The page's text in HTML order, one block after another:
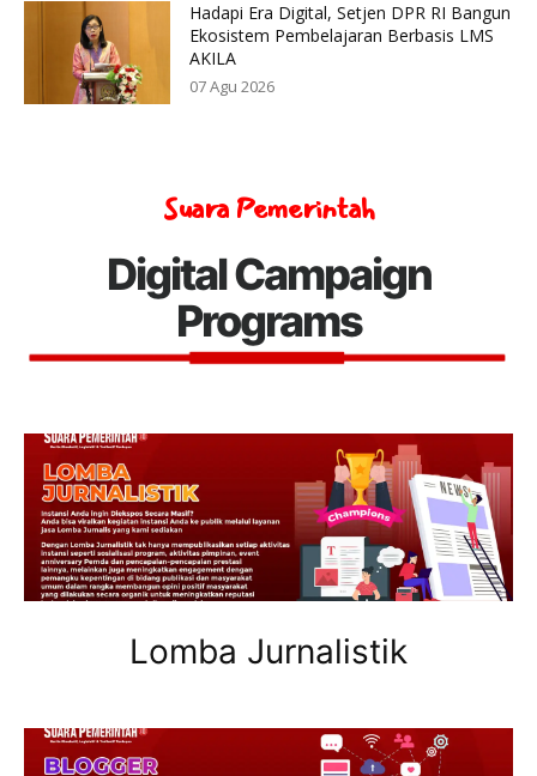
Hadapi Era Digital, Setjen DPR RI Bangun
Ekosistem Pembelajaran Berbasis LMS
AKILA
07 Agu 2026
Suara Pemerintah
Digital Campaign
Programs
Lomba Jurnalistik